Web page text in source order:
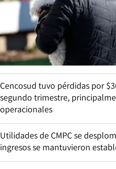
Cencosud tuvo pérdidas por
segundo trimestre,
operacionales
Utilidades de CMPC se
ingresos se mantuvieron